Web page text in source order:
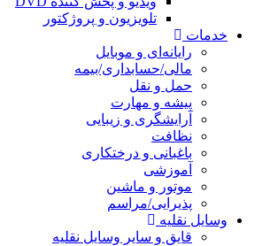
تلویزیون و پروژکتور
خدمات
رایانه‌ای و موبایل
مالی/حسابداری/بیمه
حمل و نقل
پیشه و مهارت
آرایشگری و زیبایی
نظافت
باغبانی و درختکاری
آموزشی
موتور و ماشین
پذیرایی/مراسم
وسایل نقلیه
قایق و سایر وسایل نقلیه